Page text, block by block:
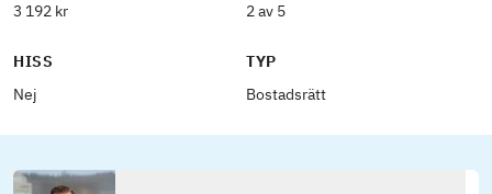
3 192 kr
2 av 5
HISS
Nej
TYP
Bostadsrätt